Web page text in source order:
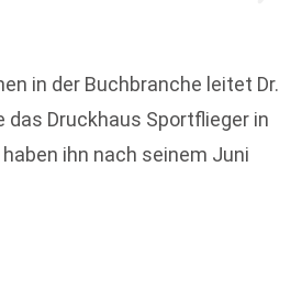
in der Buchbranche leitet Dr.
Druckhaus Sportflieger in
ihn nach seinem Juni